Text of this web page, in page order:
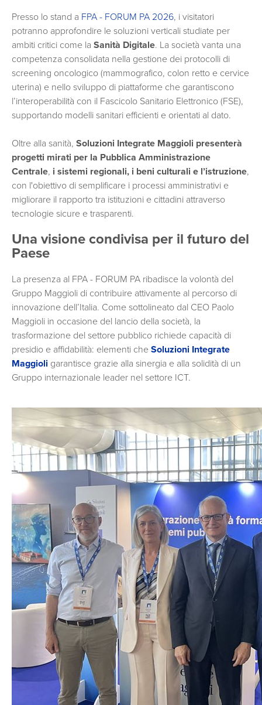
Presso lo stand a FPA - FORUM PA 2026, i visitatori
potranno approfondire le soluzioni verticali studiate per
ambiti critici come la Sanità Digitale. La società vanta una
competenza consolidata nella gestione dei protocolli di
screening oncologico (mammografico, colon retto e cervice
uterina) e nello sviluppo di piattaforme che garantiscono
l’interoperabilità con il Fascicolo Sanitario Elettronico (FSE),
supportando modelli sanitari efficienti e orientati al dato.
Oltre alla sanità, Soluzioni Integrate Maggioli presenterà
progetti mirati per la Pubblica Amministrazione
Centrale, i sistemi regionali, i beni culturali e l’istruzione,
con l'obiettivo di semplificare i processi amministrativi e
migliorare il rapporto tra istituzioni e cittadini attraverso
tecnologie sicure e trasparenti.
Una visione condivisa per il futuro del
Paese
La presenza al FPA - FORUM PA ribadisce la volontà del
Gruppo Maggioli di contribuire attivamente al percorso di
innovazione dell’Italia. Come sottolineato dal CEO Paolo
Maggioli in occasione del lancio della società, la
trasformazione del settore pubblico richiede capacità di
presidio e affidabilità: elementi che Soluzioni Integrate
Maggioli garantisce grazie alla sinergia e alla solidità di un
Gruppo internazionale leader nel settore ICT.